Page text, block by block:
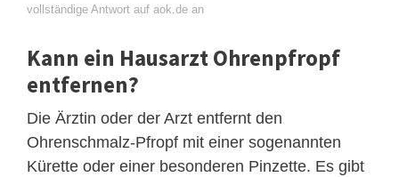
vollständige Antwort auf aok.de an
Kann ein Hausarzt Ohrenpfropf
entfernen?
Die Ärztin oder der Arzt entfernt den
Ohrenschmalz-Pfropf mit einer sogenannten
Kürette oder einer besonderen Pinzette. Es gibt